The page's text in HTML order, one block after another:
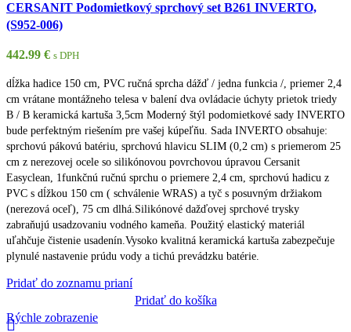
CERSANIT Podomietkový sprchový set B261 INVERTO,
(S952-006)
442.99 € s DPH
dĺžka hadice 150 cm, PVC ručná sprcha dážď / jedna funkcia /, priemer 2,4
cm vrátane montážneho telesa v balení dva ovládacie úchyty prietok triedy
B / B keramická kartuša 3,5cm Moderný štýl podomietkové sady INVERTO
bude perfektným riešením pre vašej kúpeľňu. Sada INVERTO obsahuje:
sprchovú pákovú batériu, sprchovú hlavicu SLIM (0,2 cm) s priemerom 25
cm z nerezovej ocele so silikónovou povrchovou úpravou Cersanit
Easyclean, 1funkčnú ručnú sprchu o priemere 2,4 cm, sprchovú hadicu z
PVC s dĺžkou 150 cm ( schválenie WRAS) a tyč s posuvným držiakom
(nerezová oceľ), 75 cm dlhá.Silikónové dažďovej sprchové trysky
zabraňujú usadzovaniu vodného kameňa. Použitý elastický materiál
uľahčuje čistenie usadenín.Vysoko kvalitná keramická kartuša zabezpečuje
plynulé nastavenie prúdu vody a tichú prevádzku batérie.
Pridať do zoznamu prianí
Pridať do košíka
Rýchle zobrazenie